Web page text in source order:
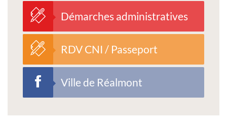
Démarches administratives
RDV CNI / Passeport
Ville de Réalmont